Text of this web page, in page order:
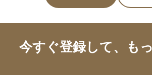
今すぐ登録して、も